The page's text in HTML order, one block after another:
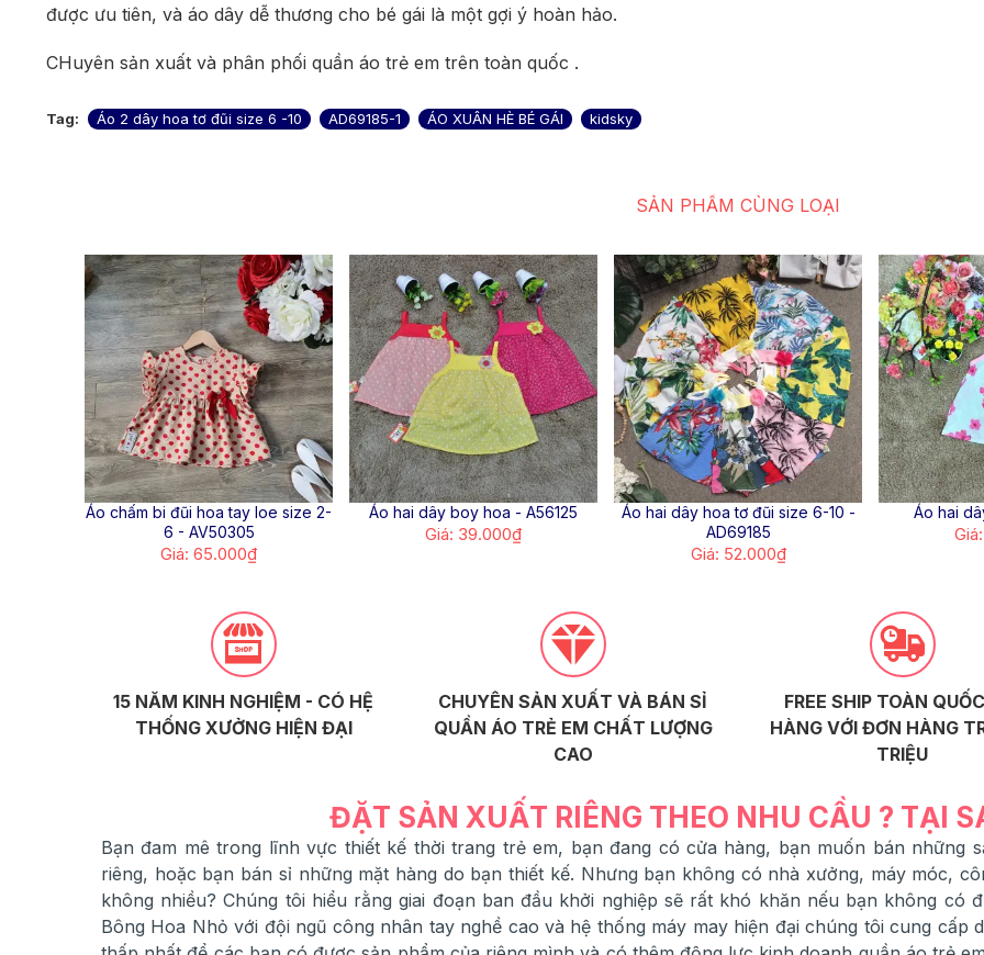
được ưu tiên, và áo dây dễ thương cho bé gái là một gợi ý hoàn hảo.
CHuyên sản xuất và phân phối quần áo trẻ em trên toàn quốc .
Tag: Áo 2 dây hoa tơ đũi size 6 -10 AD69185-1 ÁO XUÂN HÈ BÉ GÁI kidsky
SẢN PHẨM CÙNG LOẠI
Áo chấm bi đũi hoa tay loe size 2-
6 - AV50305
Giá: 65.000₫
Áo hai dây boy hoa - A56125
Giá: 39.000₫
Áo hai dây hoa tơ đũi size 6-10 -
AD69185
Giá: 52.000₫
Áo hai
15 NĂM KINH NGHIỆM - CÓ HỆ
THỐNG XƯỞNG HIỆN ĐẠI
CHUYÊN SẢN XUẤT VÀ BÁN SỈ
QUẦN ÁO TRẺ EM CHẤT LƯỢNG
CAO
FREE SHIP TOÀN
HÀNG VỚI ĐƠN HÀNG
TRIỆU
ĐẶT SẢN XUẤT RIÊNG THEO NHU CẦU ? TẠI
Bạn đam mê trong lĩnh vực thiết kế thời trang trẻ em, bạn đang có cửa hàng, bạn muốn bán những
riêng, hoặc bạn bán sỉ những mặt hàng do bạn thiết kế. Nhưng bạn không có nhà xưởng, máy móc,
không nhiều? Chúng tôi hiểu rằng giai đoạn ban đầu khởi nghiệp sẽ rất khó khăn nếu bạn không có
Bông Hoa Nhỏ với đội ngũ công nhân tay nghề cao và hệ thống máy may hiện đại chúng tôi cung